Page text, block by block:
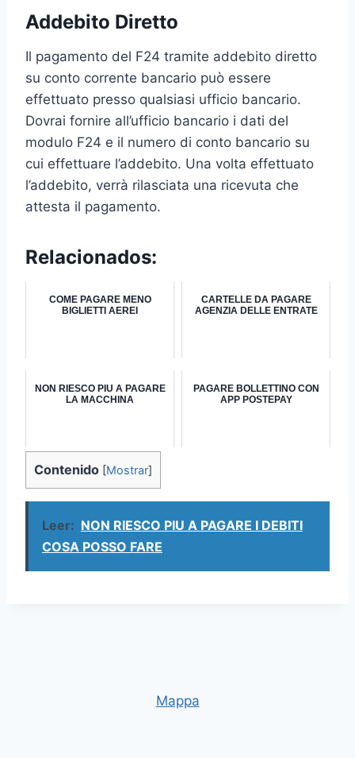
Addebito Diretto
Il pagamento del F24 tramite addebito diretto
su conto corrente bancario può essere
effettuato presso qualsiasi ufficio bancario.
Dovrai fornire all’ufficio bancario i dati del
modulo F24 e il numero di conto bancario su
cui effettuare l’addebito. Una volta effettuato
l’addebito, verrà rilasciata una ricevuta che
attesta il pagamento.
Relacionados:
COME PAGARE MENO
BIGLIETTI AEREI
CARTELLE DA PAGARE
AGENZIA DELLE ENTRATE
NON RIESCO PIU A PAGARE
LA MACCHINA
PAGARE BOLLETTINO CON
APP POSTEPAY
Contenido [Mostrar]
Leer: NON RIESCO PIU A PAGARE I DEBITI
COSA POSSO FARE
Mappa